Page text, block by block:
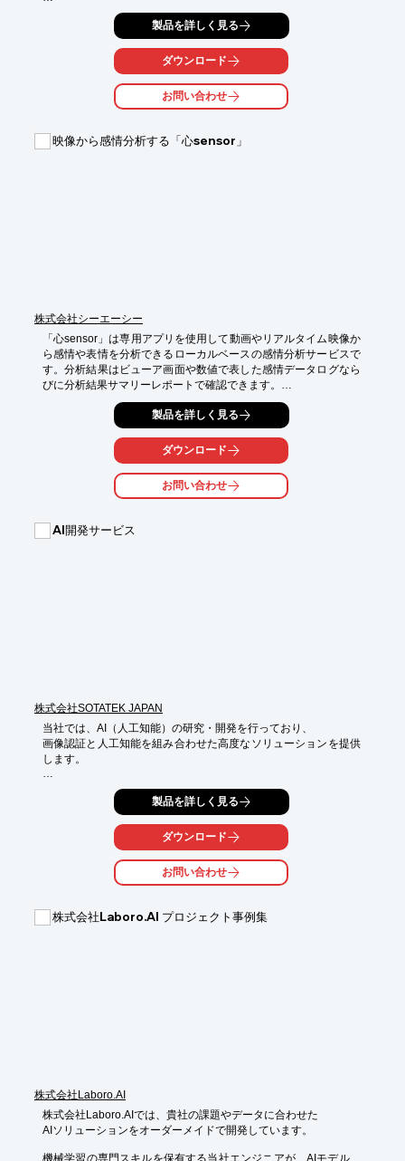
表情動作を記述する技術に基づくシステムを採用。
34のフェイスポイントにより21の表情を分析し、7つの感情と2
指標(表情の豊かさ、好感度と反感度)を測定します。
■機械学習を用いた感情認識AI
■FACS(顔面動作符号化システム)に基づいた技術を採用
製品を詳しく見る
ダウンロード
お問い合わせ
映像から感情分析する「心sensor」
株式会社シーエーシー
「心sensor」は専用アプリを使用して動画やリアルタイム映像か
ら感情や表情を分析できるローカルベースの感情分析サービスで
す。分析結果はビューア画面や数値で表した感情データログなら
びに分析結果サマリーレポートで確認できます。
Affectiva社により開発された感情認識AI「Affdex」を使用してお
り、膨大な人間の表情データをもとに、表情データからどのよう
な感情なのかをディープラーニングによって分析します。
34のフェイスポイントの動きから21種類の表情、7種類の感情、
2種類の特殊指標（Valence[肯定的表情・否定的表情] /
Engagement[表情の豊かさ]）を計測します。
やリアルタイム映像から手軽に感情分析を行い、新たな資産価値
製品を詳しく見る
ダウンロード
お問い合わせ
AI開発サービス
株式会社SOTATEK JAPAN
当社では、AI（人工知能）の研究・開発を行っており、
画像認証と人工知能を組み合わせた高度なソリューションを提供
します。
これまでに肌測定AIを搭載した化粧品レコメンドアプリや、
医療用AIプラットフォーム、AIを活用したマルチソリューション
開発事例がございます。
ご要望の際はお気軽にお問い合わせください。
■OCR・eKYC
製品を詳しく見る
ダウンロード
お問い合わせ
株式会社Laboro.AI プロジェクト事例集
株式会社Laboro.AI
株式会社Laboro.AIでは、貴社の課題やデータに合わせた
AIソリューションをオーダーメイドで開発しています。
機械学習の専門スキルを保有する当社エンジニアが、AIモデルを